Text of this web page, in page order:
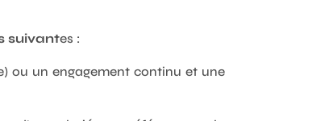
suivantes :
ou un engagement continu et une